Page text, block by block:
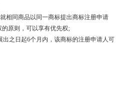
相同商品以同一商标提出商标注册申请
原则，可以享有优先权;
之日起6个月内，该商标的注册申请人可